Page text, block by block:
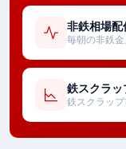
非鉄相場配
毎朝の非鉄
鉄スクラッ
鉄スクラッ